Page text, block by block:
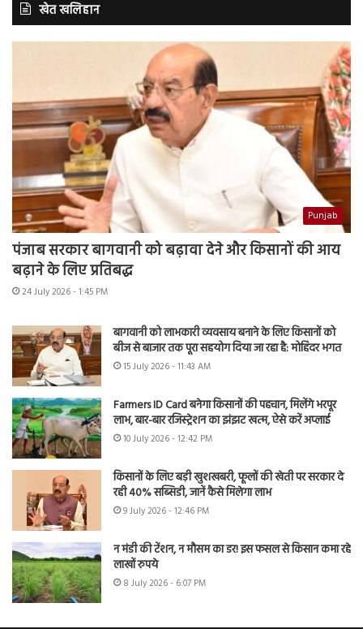
खेत खलिहान
Punjab
पंजाब सरकार बागवानी को बढ़ावा देने और किसानों की आय
बढ़ाने के लिए प्रतिबद्ध
24 July 2026 - 1:45 PM
बागवानी को लाभकारी व्यवसाय बनाने के लिए किसानों को
बीज से बाजार तक पूरा सहयोग दिया जा रहा है: मोहिंदर भगत
15 July 2026 - 11:43 AM
Farmers ID Card बनेगा किसानों की पहचान, मिलेंगे भरपूर
लाभ, बार-बार रजिस्ट्रेशन का झंझट खत्म, ऐसे करें अप्लाई
10 July 2026 - 12:42 PM
किसानों के लिए बड़ी खुशखबरी, फूलों की खेती पर सरकार दे
रही 40% सब्सिडी, जानें कैसे मिलेगा लाभ
9 July 2026 - 12:46 PM
न मंडी की टेंशन, न मौसम का डर! इस फसल से किसान कमा रहे
लाखों रुपये
8 July 2026 - 6:07 PM